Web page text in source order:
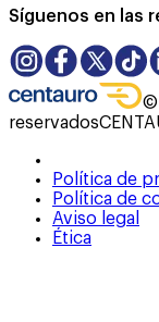
Síguenos en las
©
reservados
Política de
Política de
Aviso legal
Ética